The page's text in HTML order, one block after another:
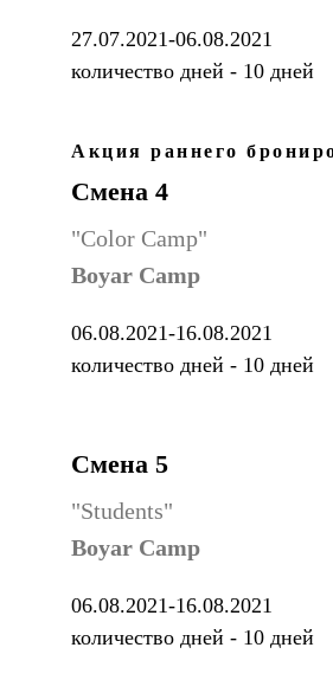
27.07.2021-06.08.2021
количество дней - 10 дней
Акция раннего
Смена 4
"Color Camp"
Boyar Camp
06.08.2021-16.08.2021
количество дней - 10 дней
Смена 5
"Students"
Boyar Camp
06.08.2021-16.08.2021
количество дней - 10 дней